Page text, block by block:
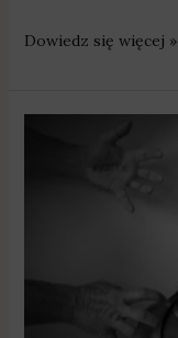
Dowiedz się więcej »